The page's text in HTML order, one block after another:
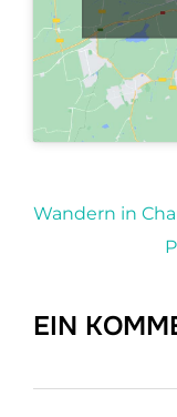
Wandern in
EIN